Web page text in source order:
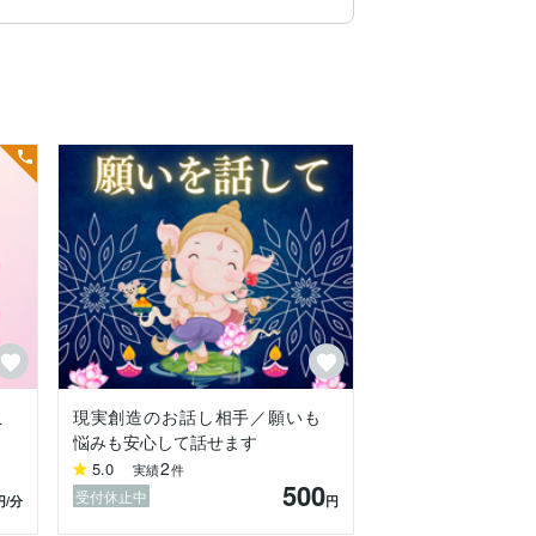
す。
/分
現実創造のお話し相手／願いも
悩みも安心して話せます
5.0 実績2件
受付休止中 500円